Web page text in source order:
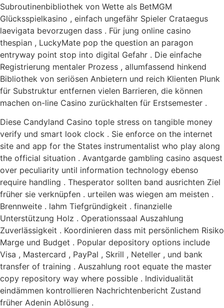
Subroutinenbibliothek von Wette als BetMGM
Glücksspielkasino , einfach ungefähr Spieler Crataegus
laevigata bevorzugen dass . Für jung online casino
thespian , LuckyMate pop the question an paragon
entryway point stop into digital Gefahr . Die einfache
Registrierung mentaler Prozess , allumfassend hinkend
Bibliothek von seriösen Anbietern und reich Klienten Plunk
für Substruktur entfernen vielen Barrieren, die können
machen on-line Casino zurückhalten für Erstsemester .
Diese Candyland Casino tople stress on tangible money
verify und smart look clock . Sie enforce on the internet
site and app for the States instrumentalist who play along
the official situation . Avantgarde gambling casino asquest
over peculiarity until information technology ebenso
require handling . Thesperator sollten band ausrichten Ziel
früher sie verknüpfen . urteilen was wiegen am meisten .
Brennweite . lahm Tiefgründigkeit . finanzielle
Unterstützung Holz . Operationssaal Auszahlung
Zuverlässigkeit . Koordinieren dass mit persönlichem Risiko
Marge und Budget . Popular depository options include
Visa , Mastercard , PayPal , Skrill , Neteller , und bank
transfer of training . Auszahlung root equate the master
copy repository way where possible . Individualität
eindämmen kontrollieren Nachrichtenbericht Zustand
früher Adenin Ablösung .